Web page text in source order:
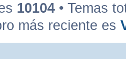
10104 • Temas
más reciente es